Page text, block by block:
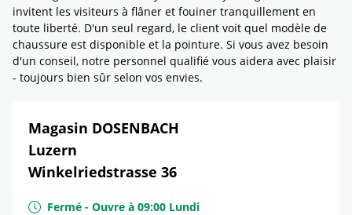
invitent les visiteurs à flâner et fouiner tranquillement en
toute liberté. D'un seul regard, le client voit quel modèle de
chaussure est disponible et la pointure. Si vous avez besoin
d'un conseil, notre personnel qualifié vous aidera avec plaisir
- toujours bien sûr selon vos envies.
Magasin DOSENBACH
Luzern
Winkelriedstrasse 36
Fermé - Ouvre à 09:00 Lundi